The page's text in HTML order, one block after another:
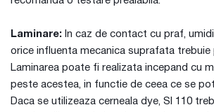
Laminare: In caz de contact cu praf,
orice influenta mecanica suprafata trebuie
Laminarea poate fi realizata incepand cu
peste acestea, in functie de ceea ce se
Daca se utilizeaza cerneala dye, SI 110